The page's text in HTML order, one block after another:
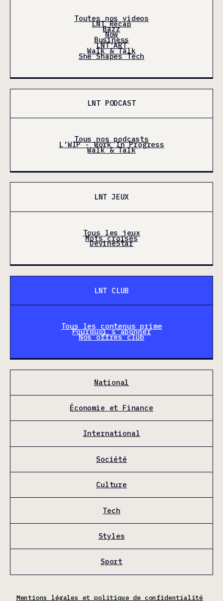
Toutes nos videos
LNT Récap
Bazz
Now
Business
LNT'ART
Walk & Talk
She Shapes Tech
LNT PODCAST
Tous nos podcasts
L'WIP - Work In Progress
Walk & Talk
LNT JEUX
Tous les jeux
Mots croisés
DevineStar
LNT CLUB
Tous les contenus prime
Pourquoi s'abonner
Nos offres club
National
Économie et Finance
International
Société
Culture
Tech
Styles
Sport
Mentions légales et politique de confidentialité